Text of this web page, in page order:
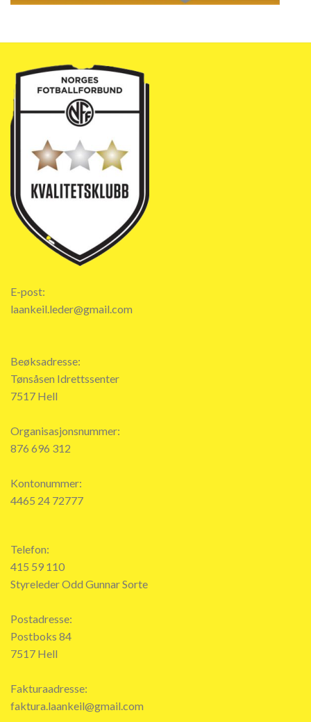
E-post:
laankeil.leder@gmail.com
Beøksadresse:
Tønsåsen Idrettssenter
7517 Hell
Organisasjonsnummer:
876 696 312
Kontonummer:
4465 24 72777
Telefon:
415 59 110
Styreleder Odd Gunnar Sorte
Postadresse:
Postboks 84
7517 Hell
Fakturaadresse:
faktura.laankeil@gmail.com